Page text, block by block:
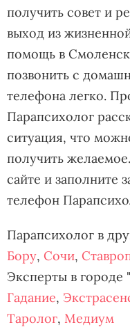
получить совет и
выход из
помощь в
позвонить с
телефона легко.
Парапсихолог
ситуация, что
получить
сайте и заполните
телефон
Парапсихолог в
Бору, Сочи,
Эксперты в городе
Гадание,
Таролог, Медиум